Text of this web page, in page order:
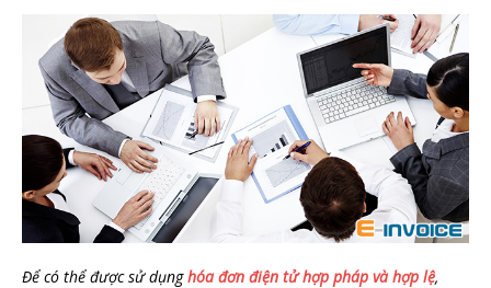
Để có thể được sử dụnghóa đơn điện tử hợp pháp và hợp lệ,